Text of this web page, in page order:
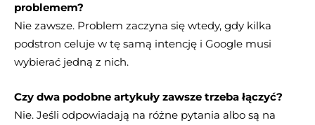
problemem?
Nie zawsze. Problem zaczyna się wtedy, gdy kilka
podstron celuje w tę samą intencję i Google musi
wybierać jedną z nich.
Czy dwa podobne artykuły zawsze trzeba łączyć?
Nie. Jeśli odpowiadają na różne pytania albo są na